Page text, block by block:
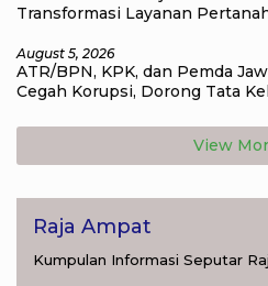
Transformasi Layanan
August 5, 2026
ATR/BPN, KPK, dan Pemda
Cegah Korupsi, Dorong Tata
View
Raja Ampat
Kumpulan Informasi Seputar